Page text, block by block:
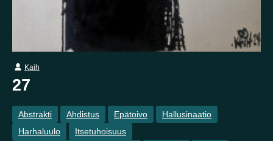
Toivo
Tulevaisuus
Uupumus
Kotimaa
Kaih
27
Abstrakti Ahdistus Epätoivo
Hallusinaatio
Harhaluulo
Itsetuhoisuus